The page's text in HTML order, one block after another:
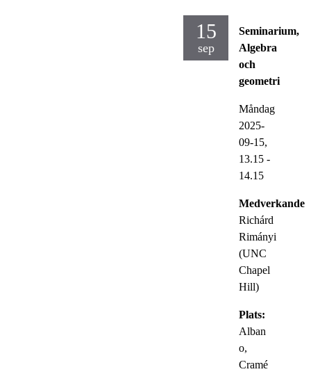
15
sep
Seminarium,
Algebra
och
geometri
Måndag
2025-
09-15,
13.15 -
14.15
Medverkande:
Richárd
Rimányi
(UNC
Chapel
Hill)
Plats:
Alban
o,
Cramé